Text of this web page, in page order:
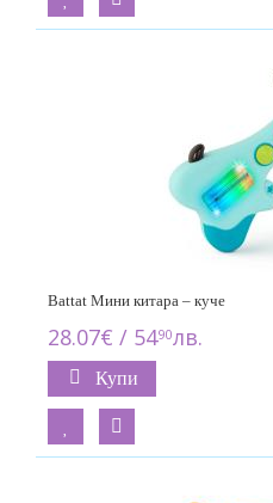
Battat Мини китара – куче
28.07€ / 5490лв.
Купи